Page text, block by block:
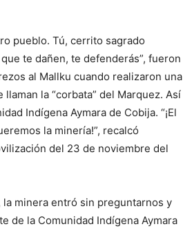
pueblo. Tú, cerrito sagrado
te dañen, te defenderás”, fueron
al Mallku cuando realizaron una
la “corbata” del Marquez. Así
Indígena Aymara de Cobija. “¡El
la minería!”, recalcó
del 23 de noviembre del
minera entró sin preguntarnos y
de la Comunidad Indígena Aymara